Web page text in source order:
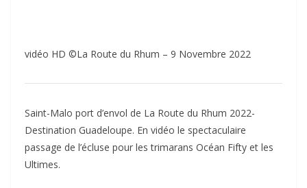
vidéo HD ©La Route du Rhum – 9 Novembre 2022
Saint-Malo port d’envol de La Route du Rhum 2022-
Destination Guadeloupe. En vidéo le spectaculaire
passage de l’écluse pour les trimarans Océan Fifty et les
Ultimes.